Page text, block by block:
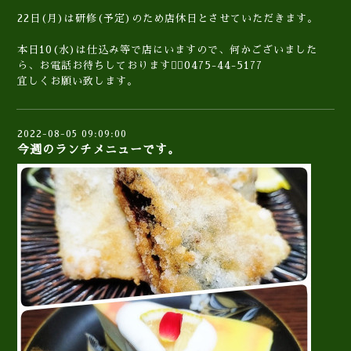
22日(月)は研修(予定)のため店休日とさせていただきます。
本日10(水)は仕込み等で店にいますので、何かございました
ら、お電話お待ちしております🙇‍♀️0475-44-5177
宜しくお願い致します。
2022-08-05 09:09:00
今週のランチメニューです。